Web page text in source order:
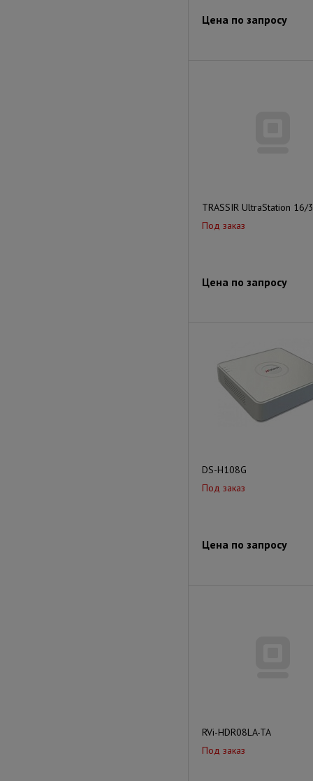
Цена по запросу
TRASSIR UltraStation 16/3
Под заказ
Цена по запросу
DS-H108G
Под заказ
Цена по запросу
RVi-HDR08LA-TA
Под заказ